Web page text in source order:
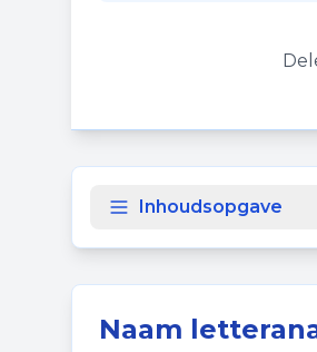
Inhoudsopgave
Naam